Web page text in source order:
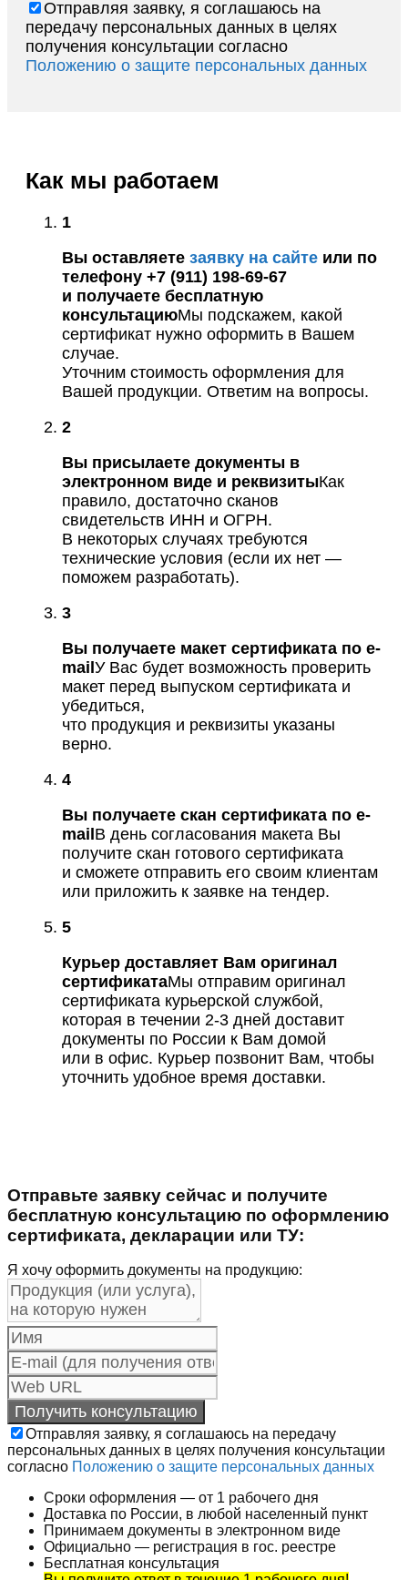
Отправляя заявку, я соглашаюсь на
передачу персональных данных в целях
получения консультации согласно
Положению о защите персональных данных
Как мы работаем
1
Вы оставляете заявку на сайте или по
телефону +7 (911) 198-69-67
и получаете бесплатную
консультациюМы подскажем, какой
сертификат нужно оформить в Вашем
случае.
Уточним стоимость оформления для
Вашей продукции. Ответим на вопросы.
2
Вы присылаете документы в
электронном виде и реквизитыКак
правило, достаточно сканов
свидетельств ИНН и ОГРН.
В некоторых случаях требуются
технические условия (если их нет —
поможем разработать).
3
Вы получаете макет сертификата по e-
mailУ Вас будет возможность проверить
макет перед выпуском сертификата и
убедиться,
что продукция и реквизиты указаны
верно.
4
Вы получаете скан сертификата по e-
mailВ день согласования макета Вы
получите скан готового сертификата
и сможете отправить его своим клиентам
или приложить к заявке на тендер.
5
Курьер доставляет Вам оригинал
сертификатаМы отправим оригинал
сертификата курьерской службой,
которая в течении 2-3 дней доставит
документы по России к Вам домой
или в офис. Курьер позвонит Вам, чтобы
уточнить удобное время доставки.
Отправьте заявку сейчас и получите
бесплатную консультацию по оформлению
сертификата, декларации или ТУ:
Я хочу оформить документы на продукцию:
Отправляя заявку, я соглашаюсь на передачу
персональных данных в целях получения консультации
согласно Положению о защите персональных данных
Сроки оформления — от 1 рабочего дня
Доставка по России, в любой населенный пункт
Принимаем документы в электронном виде
Официально — регистрация в гос. реестре
Бесплатная консультация